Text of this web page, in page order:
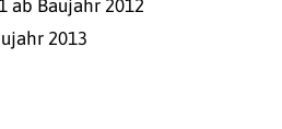
ab Baujahr 2012
2013